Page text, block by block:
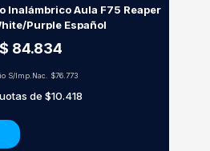
Inalámbrico Aula F75 Reaper
Purple Español
$ 84.834
S/Imp.Nac. $76.773
de $10.418